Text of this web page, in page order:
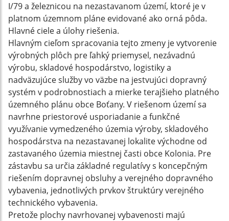
I/79 a železnicou na nezastavanom území, ktoré je v
platnom územnom pláne evidované ako orná pôda.
Hlavné ciele a úlohy riešenia.
Hlavným cieľom spracovania tejto zmeny je vytvorenie
výrobných plôch pre ľahký priemysel, nezávadnú
výrobu, skladové hospodárstvo, logistiky a
nadväzujúce služby vo väzbe na jestvujúci dopravný
systém v podrobnostiach a mierke terajšieho platného
územného plánu obce Boťany. V riešenom území sa
navrhne priestorové usporiadanie a funkčné
využívanie vymedzeného územia výroby, skladového
hospodárstva na nezastavanej lokalite východne od
zastavaného územia miestnej časti obce Kolonia. Pre
zástavbu sa určia základné regulatívy s koncepčným
riešením dopravnej obsluhy a verejného dopravného
vybavenia, jednotlivých prvkov štruktúry verejného
technického vybavenia.
Pretože plochy navrhovanej vybavenosti majú